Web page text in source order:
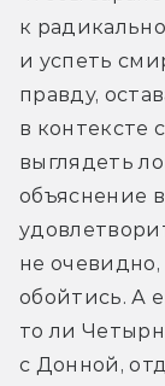
к
и успеть
правду,
в контексте
выглядеть
объяснение
не
обойтись. А
то ли
с Донной,